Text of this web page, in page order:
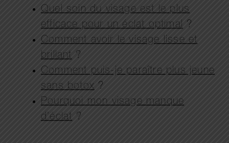
Quel soin du visage est le plus
efficace pour un éclat optimal ?
Comment avoir le visage lisse et
brillant?
Comment puis-je paraître plus jeune
sans botox ?
Pourquoi mon visage manque
d’éclat?